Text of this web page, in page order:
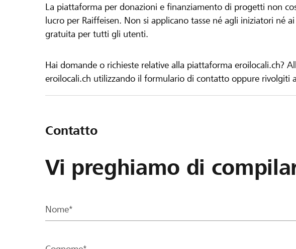
La piattaforma per donazioni e finanziamento di progetti non
lucro per Raiffeisen. Non si applicano tasse né agli iniziatori né
gratuita per tutti gli utenti.
Hai domande o richieste relative alla piattaforma eroilocali.ch?
eroilocali.ch utilizzando il formulario di contatto oppure rivolgiti
Contatto
Vi preghiamo di
Nome*